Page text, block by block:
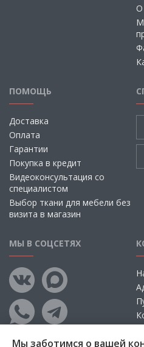
О
ПОМОЩЬ
Доставка
Оплата
Гарантии
Покупка в кредит
Видеоконсультация со
специалистом
Выбор ткани для мебели без
визита в магазин
МЫ В СОЦСЕТЯХ
Мы заботимся о вашей